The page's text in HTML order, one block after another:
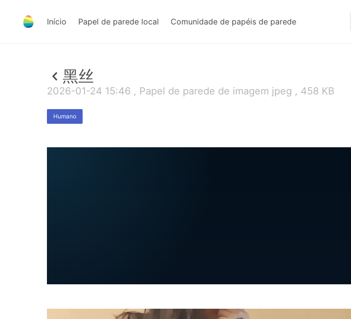
Início Papel de parede local Comunidade de papéis de parede
黑丝
2026-01-24 15:46 , Papel de parede de imagem jpeg , 458 KB
Humano